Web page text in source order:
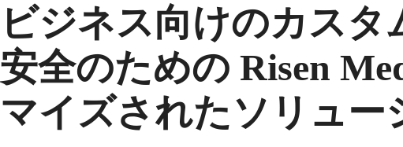
ビジネス向けのカスタ
安全のための Risen
マイズされたソリュー